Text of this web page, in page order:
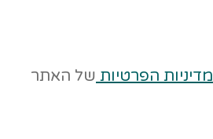
מדיניות הפרטיות של האתר